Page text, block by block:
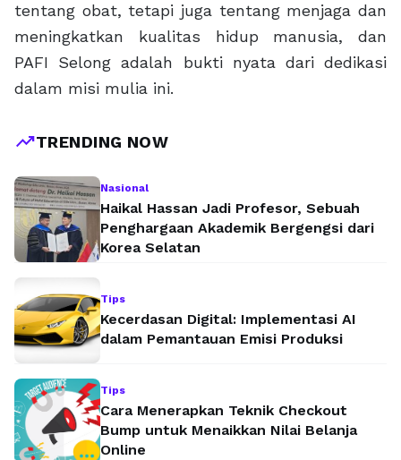
tentang obat, tetapi juga tentang menjaga dan
meningkatkan kualitas hidup manusia, dan
PAFI Selong adalah bukti nyata dari dedikasi
dalam misi mulia ini.
trending_upTRENDING NOW
Nasional
Haikal Hassan Jadi Profesor, Sebuah
Penghargaan Akademik Bergengsi dari
Korea Selatan
Tips
Kecerdasan Digital: Implementasi AI
dalam Pemantauan Emisi Produksi
Tips
Cara Menerapkan Teknik Checkout
Bump untuk Menaikkan Nilai Belanja
Online